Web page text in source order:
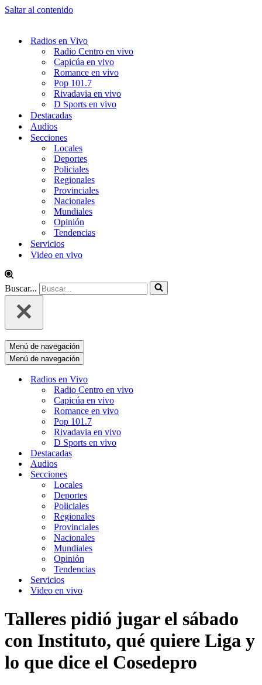
Saltar al contenido
Radios en Vivo
Radio Centro en vivo
Capicúa en vivo
Romance en vivo
Pop 101.7
Rivadavia en vivo
D Sports en vivo
Destacadas
Audios
Secciones
Locales
Deportes
Policiales
Regionales
Provinciales
Nacionales
Mundiales
Opinión
Tendencias
Servicios
Video en vivo
Buscar...
Menú de navegación
Menú de navegación
Radios en Vivo
Radio Centro en vivo
Capicúa en vivo
Romance en vivo
Pop 101.7
Rivadavia en vivo
D Sports en vivo
Destacadas
Audios
Secciones
Locales
Deportes
Policiales
Regionales
Provinciales
Nacionales
Mundiales
Opinión
Tendencias
Servicios
Video en vivo
Talleres pidió jugar el sábado
con Instituto, qué quiere Liga y
lo que dice el Cosedepro